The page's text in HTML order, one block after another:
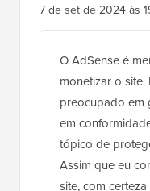
Interações
Leitor
18